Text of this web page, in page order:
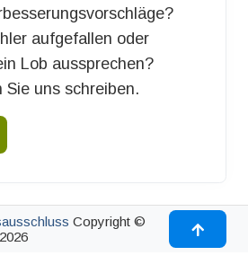
aufgefallen oder
Lob aussprechen?
Sie uns schreiben.
Copyright ©